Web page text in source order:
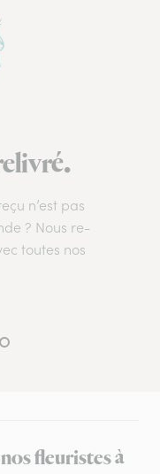
n’est pas
? Nous re-
toutes nos
fleuristes à